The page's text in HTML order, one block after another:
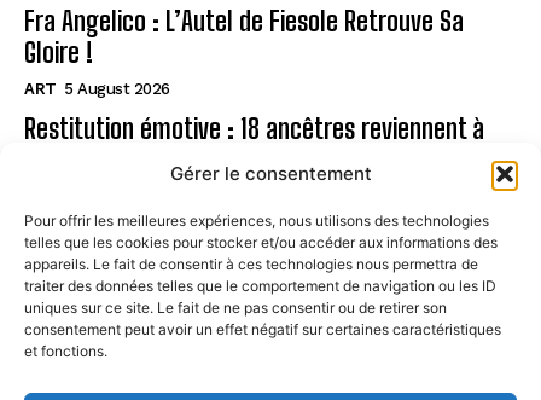
Gérer le consentement
Pour offrir les meilleures expériences, nous utilisons des technologies
telles que les cookies pour stocker et/ou accéder aux informations des
appareils. Le fait de consentir à ces technologies nous permettra de
traiter des données telles que le comportement de navigation ou les ID
uniques sur ce site. Le fait de ne pas consentir ou de retirer son
consentement peut avoir un effet négatif sur certaines caractéristiques
et fonctions.
Fra Angelico : L’Autel de Fiesole Retrouve Sa
Gloire !
ART 5 August 2026
Restitution émotive : 18 ancêtres reviennent à
Page
CONTACT
MENTIONS LÉGALES